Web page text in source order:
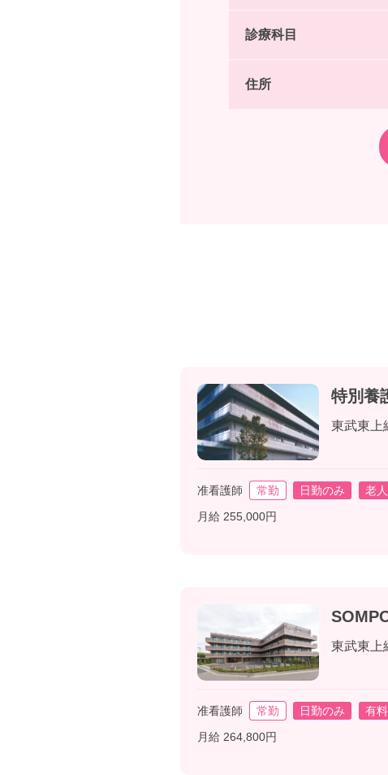
診療科目
住所
特別養
東武東
准看護師 常勤 日勤のみ 老
月給 255,000円
東武東上
准看護師 常勤 日勤のみ 有
月給 264,800円